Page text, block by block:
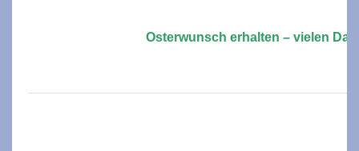
Osterwunsch erhalten – vielen